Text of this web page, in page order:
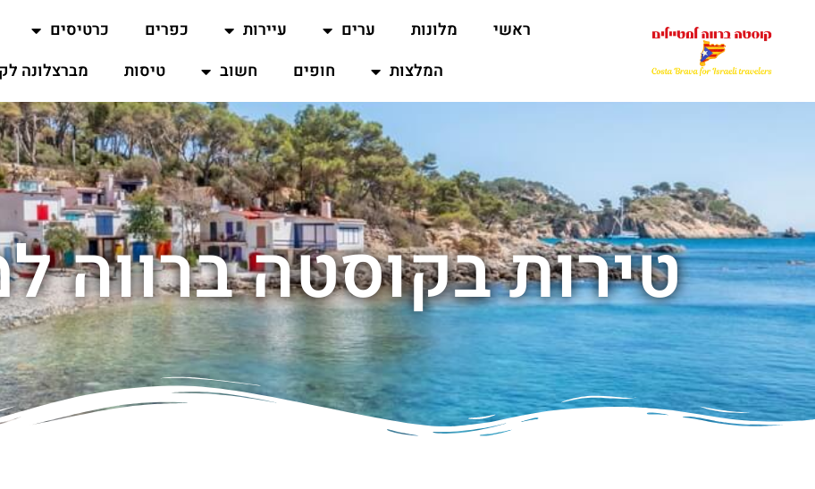
ראשי מלונות ערים עיירות כפרים כרטיסים
המלצות
חופים חשוב טיסות מברצלונה
טירות בקוסטה ברווה